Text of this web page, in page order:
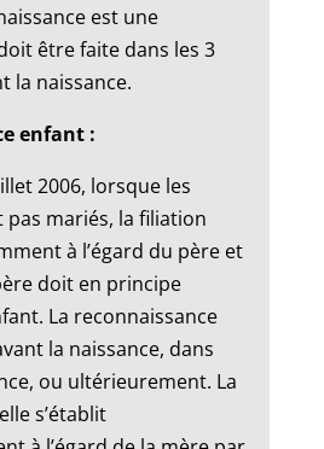
est une
être faite dans les 3
la naissance.
enfant :
2006, lorsque les
mariés, la filiation
à l’égard du père et
doit en principe
La reconnaissance
la naissance, dans
ou ultérieurement. La
s’établit